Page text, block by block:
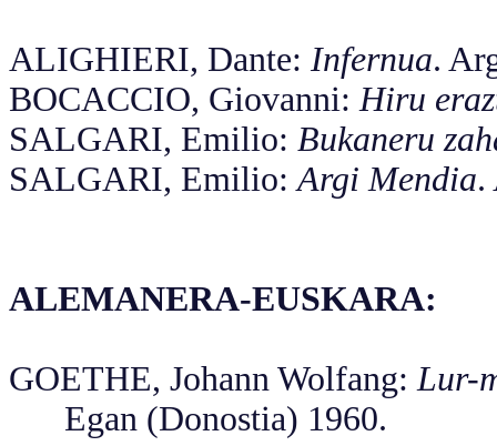
ALIGHIERI, Dante: Infernua.
BOCACCIO, Giovanni:Hiru
SALGARI, Emilio: Bukaneru
SALGARI, Emilio:Argi Mendia.
ALEMANERA-EUSKARA:
GOETHE, Johann Wolfang:Lur-
Egan (Donostia) 1960.